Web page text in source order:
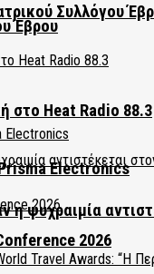
Συλλόγου
στο Heat Radio 88.3
ψυχραιμία
Έβρου
Electronics
2026